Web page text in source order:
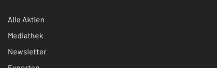
Alle Aktien
Mediathek
Newsletter